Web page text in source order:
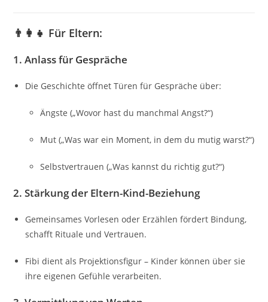
👨‍👩‍👧 Für Eltern:
1.Anlass für Gespräche
Die Geschichte öffnet Türen für Gespräche über:
Ängste („Wovor hast du manchmal Angst?“)
Mut („Was war ein Moment, in dem du mutig warst?“)
Selbstvertrauen („Was kannst du richtig gut?“)
2.Stärkung der Eltern-Kind-Beziehung
Gemeinsames Vorlesen oder Erzählen fördert Bindung,
schafft Rituale und Vertrauen.
Fibi dient als Projektionsfigur – Kinder können über sie
ihre eigenen Gefühle verarbeiten.